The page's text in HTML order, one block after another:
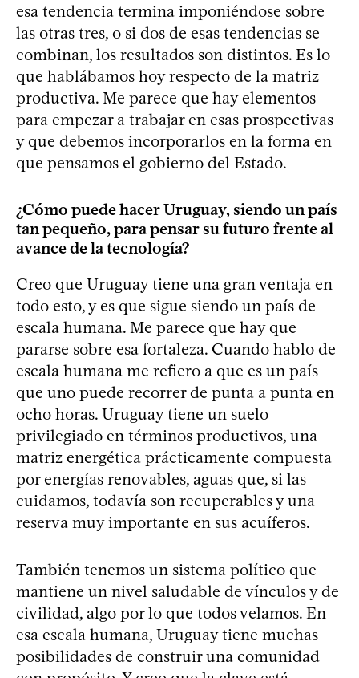
esa tendencia termina imponiéndose sobre
las otras tres, o si dos de esas tendencias se
combinan, los resultados son distintos. Es lo
que hablábamos hoy respecto de la matriz
productiva. Me parece que hay elementos
para empezar a trabajar en esas prospectivas
y que debemos incorporarlos en la forma en
que pensamos el gobierno del Estado.
¿Cómo puede hacer Uruguay, siendo un país
tan pequeño, para pensar su futuro frente al
avance de la tecnología?
Creo que Uruguay tiene una gran ventaja en
todo esto, y es que sigue siendo un país de
escala humana. Me parece que hay que
pararse sobre esa fortaleza. Cuando hablo de
escala humana me refiero a que es un país
que uno puede recorrer de punta a punta en
ocho horas. Uruguay tiene un suelo
privilegiado en términos productivos, una
matriz energética prácticamente compuesta
por energías renovables, aguas que, si las
cuidamos, todavía son recuperables y una
reserva muy importante en sus acuíferos.
También tenemos un sistema político que
mantiene un nivel saludable de vínculos y de
civilidad, algo por lo que todos velamos. En
esa escala humana, Uruguay tiene muchas
posibilidades de construir una comunidad